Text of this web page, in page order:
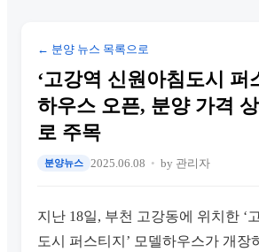
← 분양 뉴스 목록으로
‘고강역 신원아침도시 퍼
하우스 오픈, 분양 가격
로 주목
분양뉴스 2025.06.08 by 관리자
지난 18일, 부천 고강동에 위치한 ‘
도시 퍼스티지’ 모델하우스가 개장